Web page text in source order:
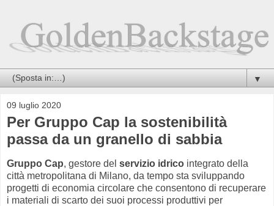
▼
09 luglio 2020
Per Gruppo Cap la sostenibilità
passa da un granello di sabbia
Gruppo Cap, gestore del servizio idrico integrato della
città metropolitana di Milano, da tempo sta sviluppando
progetti di economia circolare che consentono di recuperare
i materiali di scarto dei suoi processi produttivi per